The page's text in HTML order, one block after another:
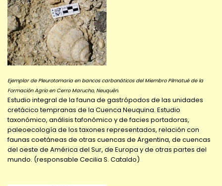
Ejemplar de Pleurotomaria en bancos carbonáticos del Miembro Pilmatué de la
Formación Agrio en Cerro Marucho, Neuquén.
Estudio integral de la fauna de gastrópodos de las unidades
cretácico tempranas de la Cuenca Neuquina. Estudio
taxonómico, análisis tafonómico y de facies portadoras,
paleoecología de los taxones representados, relación con
faunas coetáneas de otras cuencas de Argentina, de cuencas
del oeste de América del Sur, de Europa y de otras partes del
mundo. (responsable Cecilia S. Cataldo)